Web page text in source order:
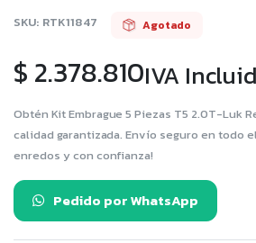
SKU: RTK11847 Agotado
$ 2.378.810IVA
Obtén Kit Embrague 5 Piezas T5 2.0T-Luk
calidad garantizada. Envío seguro en todo
enredos y con confianza!
Pedido por WhatsApp